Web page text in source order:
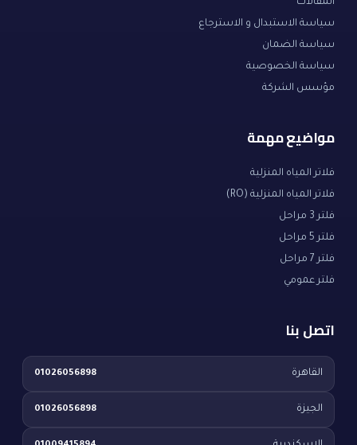
المقالات
سياسة الاستبدال و الاسترجاع
سياسة الضمان
سياسة الخصوصية
مؤسس الشركة
مواضيع مهمة
فلاتر المياه المنزلية
فلاتر المياه المنزلية (RO)
فلتر 3 مراحل
فلتر 5 مراحل
فلتر 7 مراحل
فلتر عمومي
اتصل بنا
القاهرة 01026056898
الجيزة 01026056898